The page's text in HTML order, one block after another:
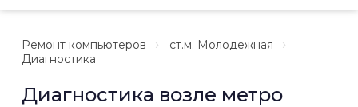
Ремонт компьютеров
ст.м. Молодежная
Диагностика
Диагностика возле метро